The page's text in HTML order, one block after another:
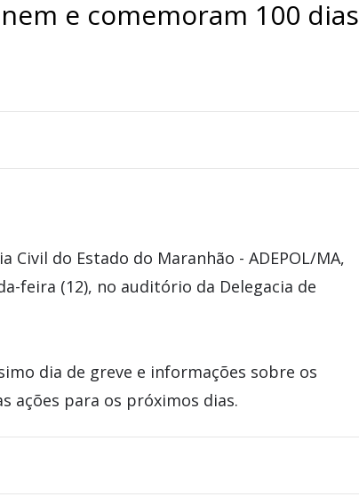
e comemoram 100 dias
Civil do Estado do Maranhão - ADEPOL/MA,
feira (12), no auditório da Delegacia de
dia de greve e informações sobre os
ações para os próximos dias.